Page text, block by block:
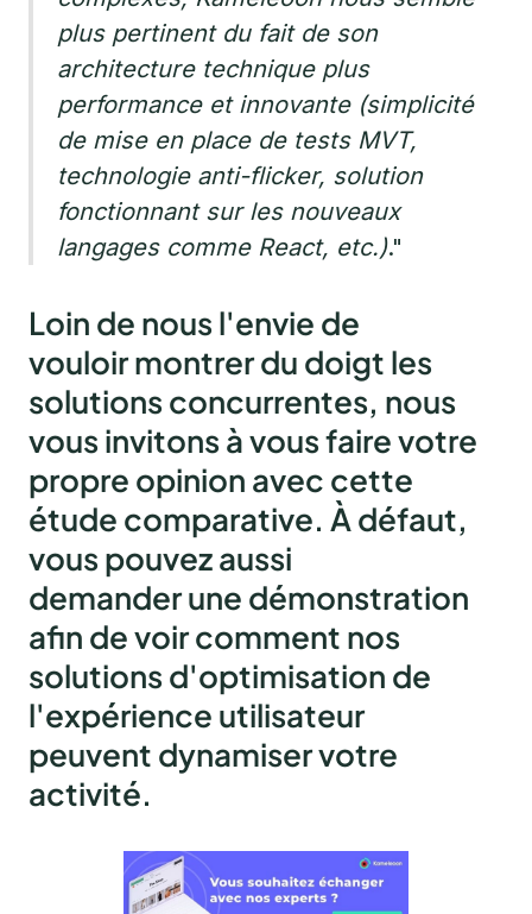
plus pertinent du fait de son
architecture technique plus
performance et innovante (simplicité
de mise en place de tests MVT,
technologie anti-flicker, solution
fonctionnant sur les nouveaux
langages comme React, etc.)."
Loin de nous l'envie de
vouloir montrer du doigt les
solutions concurrentes, nous
vous invitons à vous faire votre
propre opinion avec cette
étude comparative. À défaut,
vous pouvez aussi
demander une démonstration
afin de voir comment nos
solutions d'optimisation de
l'expérience utilisateur
peuvent dynamiser votre
activité.